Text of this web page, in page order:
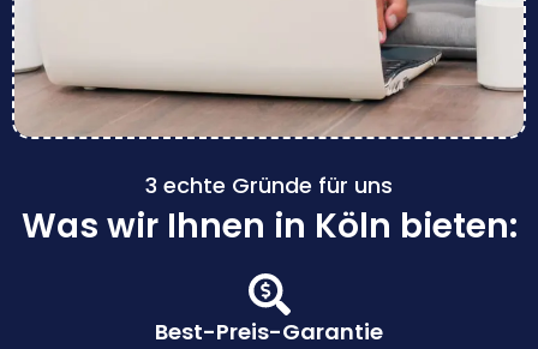
3 echte Gründe für uns
Was wir Ihnen in Köln bieten:
Best-Preis-Garantie